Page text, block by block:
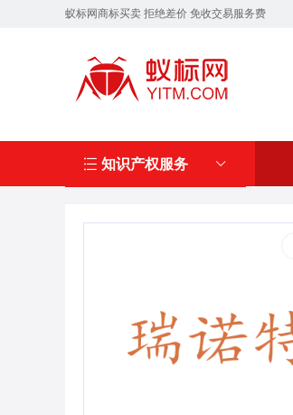
蚁标网商标买卖 拒绝差价 免收交易服务费
知识产权服务